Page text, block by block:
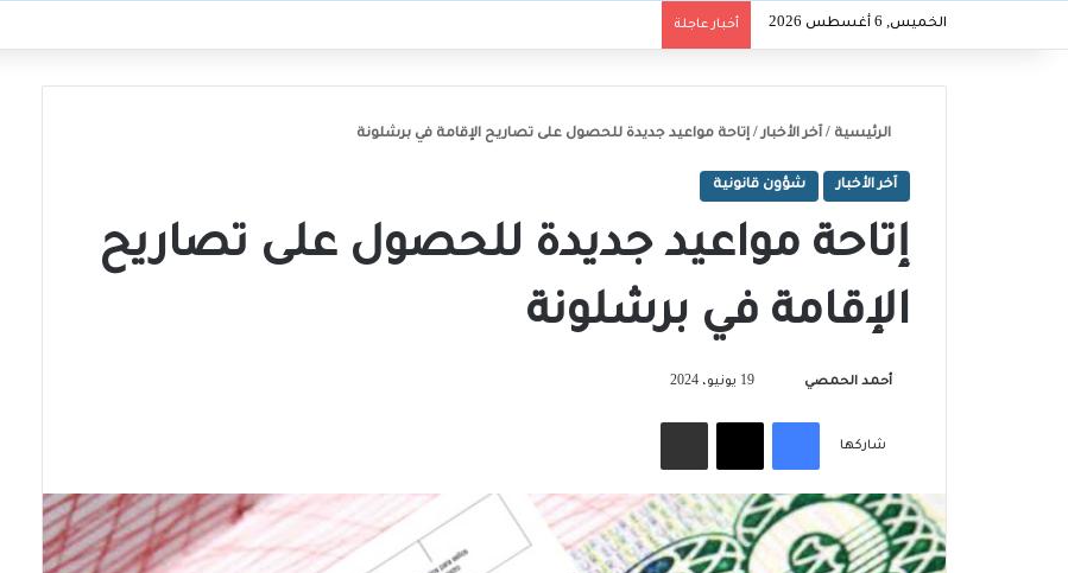
الخميس, 6 أغسطس 2026 أخبار عاجلة
الرئيسية / آخر الأخبار / إتاحة مواعيد جديدة للحصول على تصاريح الإقامة في برشلونة
آخر الأخبار شؤون قانونية
إتاحة مواعيد جديدة للحصول على تصاريح
الإقامة في برشلونة
أحمد الحمصي 19 يونيو، 2024
شاركها
فيسبوك‫X مشاركة عبر البريد